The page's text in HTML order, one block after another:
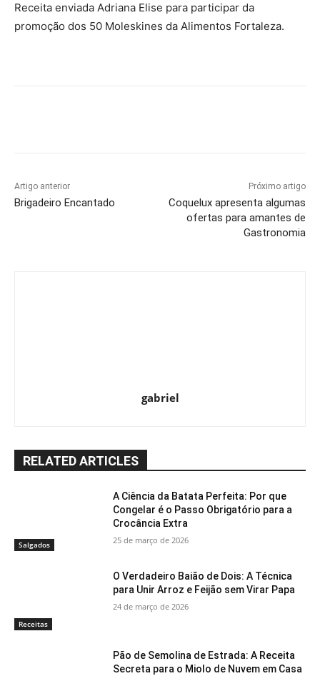
Receita enviada Adriana Elise para participar da
promoção dos 50 Moleskines da Alimentos Fortaleza.
Artigo anterior
Brigadeiro Encantado
Próximo artigo
Coquelux apresenta algumas
ofertas para amantes de
Gastronomia
gabriel
RELATED ARTICLES
Salgados
A Ciência da Batata Perfeita: Por que
Congelar é o Passo Obrigatório para a
Crocância Extra
25 de março de 2026
Receitas
O Verdadeiro Baião de Dois: A Técnica
para Unir Arroz e Feijão sem Virar Papa
24 de março de 2026
Pão de Semolina de Estrada: A Receita
Secreta para o Miolo de Nuvem em Casa